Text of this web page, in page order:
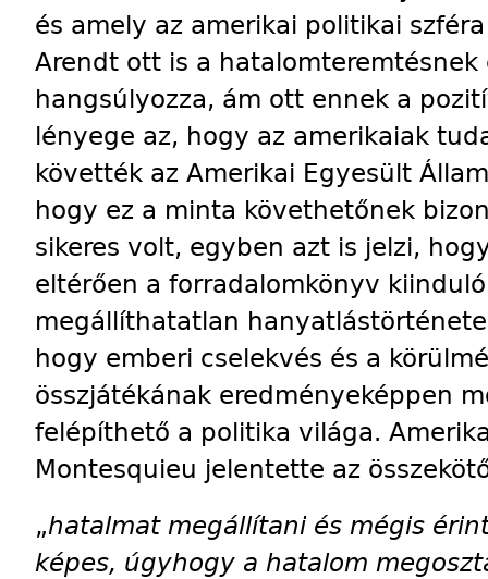
és amely az amerikai politikai
Arendt ott is a
hangsúlyozza, ám ott ennek a
lényege az, hogy az amerikaiak
követték az Amerikai Egyesült
hogy ez a minta követhe­tőnek
sikeres volt, egyben azt is jelzi,
eltérően a forradalomkönyv
meg­állíthatatlan
hogy emberi cselekvés és a
összjátékának eredményeképpen
felépíthető a politika világa.
Montes­quieu jelentette az
„hatalmat megállítani és mégis
képes, úgyhogy a hatalom